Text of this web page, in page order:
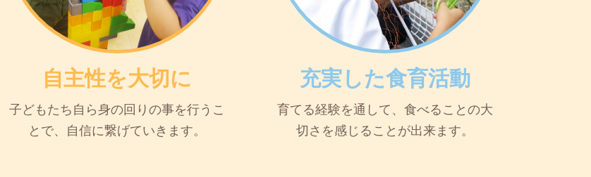
自主性を大切に
子どもたち自ら身の回りの事を行うこ
とで、自信に繋げていきます。
充実した食育活動
育てる経験を通して、食べることの大
切さを感じることが出来ます。